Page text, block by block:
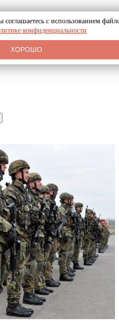
соглашаетесь с использованием
конфиденциальности
ХОРОШО